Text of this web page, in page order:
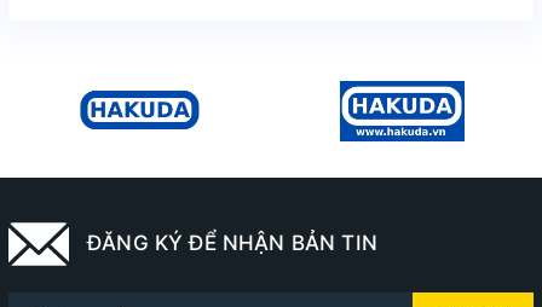
ĐĂNG KÝ ĐỂ NHẬN BẢN TIN